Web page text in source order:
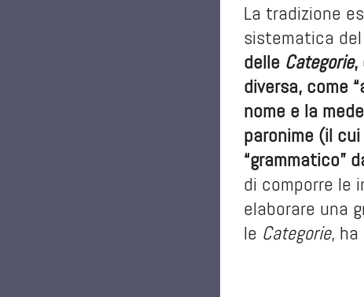
La tradizione
sistematica
delle Categorie,
diversa, come
nome e la
paronime (il
“grammatico”
di comporre le
elaborare una
le Categorie,